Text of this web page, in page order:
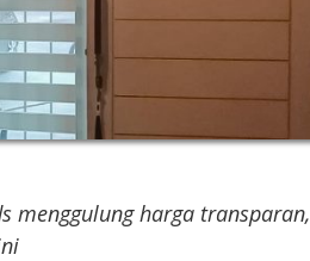
menggulung harga transparan,